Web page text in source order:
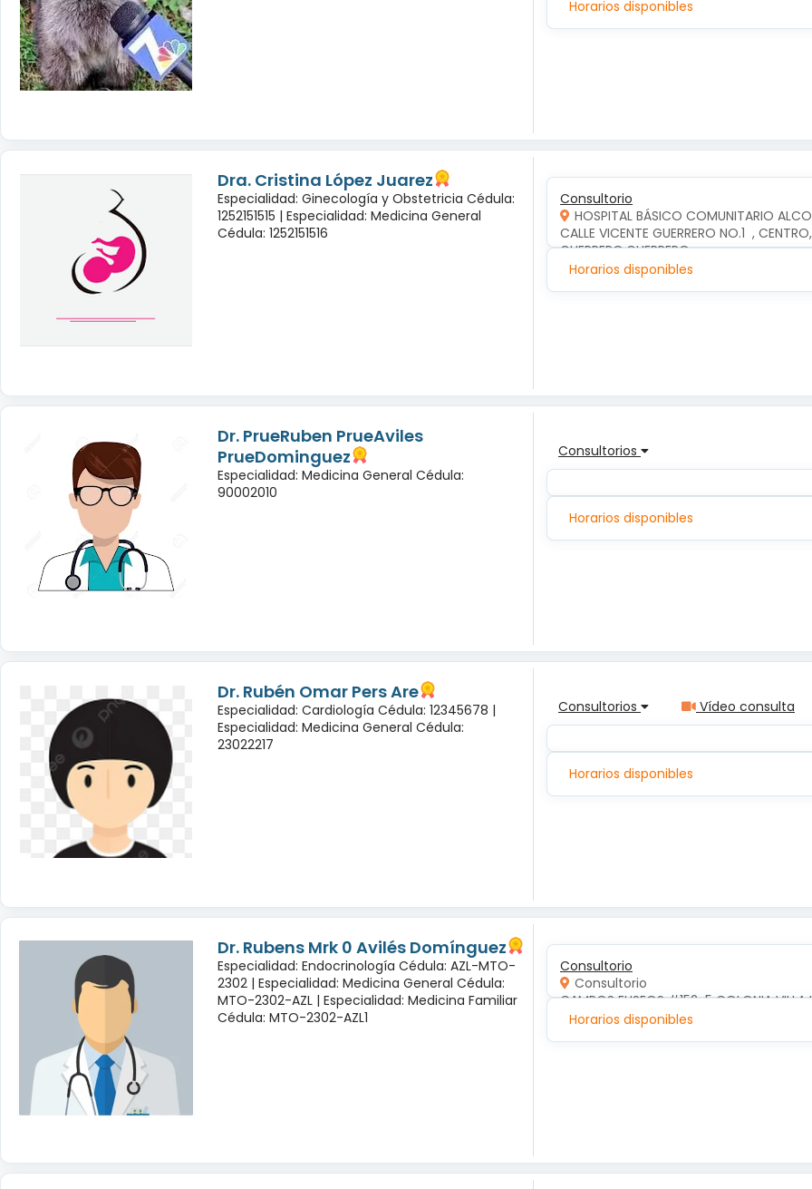
Horarios disponibles
Dra. Cristina López Juarez
Especialidad: Ginecología y Obstetricia Cédula:
1252151515 | Especialidad: Medicina General
Cédula: 1252151516
Consultorio
HOSPITAL BÁSICO COMUNITARIO
CALLE VICENTE GUERRERO NO.1  ,
GUERRERO,GUERRERO
Horarios disponibles
Dr. PrueRuben PrueAviles
PrueDominguez
Especialidad: Medicina General Cédula:
90002010
Consultorios
Horarios disponibles
Dr. Rubén Omar Pers Are
Especialidad: Cardiología Cédula: 12345678 |
Especialidad: Medicina General Cédula:
23022217
Consultorios Vídeo consulta
Horarios disponibles
Dr. Rubens Mrk 0 Avilés Domínguez
Especialidad: Endocrinología Cédula: AZL-MTO-
2302 | Especialidad: Medicina General Cédula:
MTO-2302-AZL | Especialidad: Medicina Familiar
Cédula: MTO-2302-AZL1
Consultorio
Consultorio
CAMPOS ELISEOS #152-5 COLONIA VILLA
Horarios disponibles